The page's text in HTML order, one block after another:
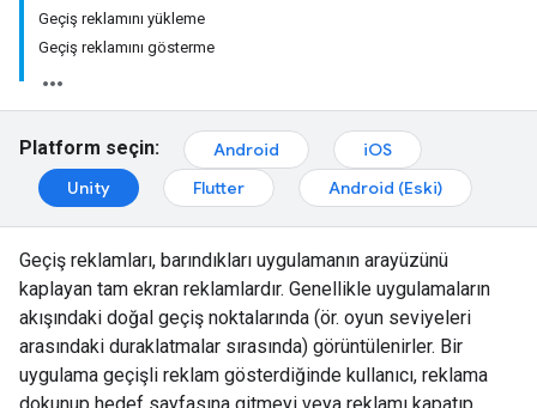
Geçiş reklamını yükleme
Geçiş reklamını gösterme
Platform seçin: Android
iOS
Unity
Flutter Android (Eski)
Geçiş reklamları, barındıkları uygulamanın arayüzünü
kaplayan tam ekran reklamlardır. Genellikle uygulamaların
akışındaki doğal geçiş noktalarında (ör. oyun seviyeleri
arasındaki duraklatmalar sırasında) görüntülenirler. Bir
uygulama geçişli reklam gösterdiğinde kullanıcı, reklama